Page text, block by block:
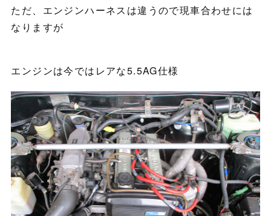
ただ、エンジンハーネスは違うので現車合わせには
なりますが
エンジンは今ではレアな5.5AG仕様